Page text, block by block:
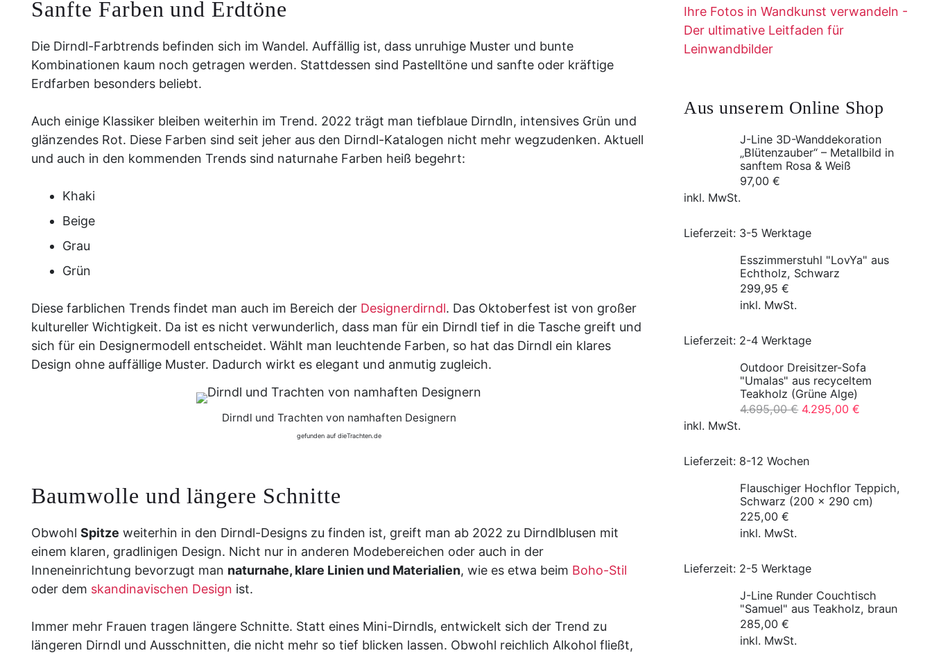
Sanfte Farben und Erdtöne
Die Dirndl-Farbtrends befinden sich im Wandel. Auffällig ist, dass unruhige Muster und bunte
Kombinationen kaum noch getragen werden. Stattdessen sind Pastelltöne und sanfte oder kräftige
Erdfarben besonders beliebt.
Auch einige Klassiker bleiben weiterhin im Trend. 2022 trägt man tiefblaue Dirndln, intensives Grün und
glänzendes Rot. Diese Farben sind seit jeher aus den Dirndl-Katalogen nicht mehr wegzudenken. Aktuell
und auch in den kommenden Trends sind naturnahe Farben heiß begehrt:
Khaki
Beige
Grau
Grün
Diese farblichen Trends findet man auch im Bereich der Designerdirndl. Das Oktoberfest ist von großer
kultureller Wichtigkeit. Da ist es nicht verwunderlich, dass man für ein Dirndl tief in die Tasche greift und
sich für ein Designermodell entscheidet. Wählt man leuchtende Farben, so hat das Dirndl ein klares
Design ohne auffällige Muster. Dadurch wirkt es elegant und anmutig zugleich.
Dirndl und Trachten von namhaften Designern
gefunden auf dieTrachten.de
Baumwolle und längere Schnitte
Obwohl Spitze weiterhin in den Dirndl-Designs zu finden ist, greift man ab 2022 zu Dirndlblusen mit
einem klaren, gradlinigen Design. Nicht nur in anderen Modebereichen oder auch in der
Inneneinrichtung bevorzugt man naturnahe, klare Linien und Materialien, wie es etwa beim Boho-Stil
oder dem skandinavischen Design ist.
Immer mehr Frauen tragen längere Schnitte. Statt eines Mini-Dirndls, entwickelt sich der Trend zu
längeren Dirndl und Ausschnitten, die nicht mehr so tief blicken lassen. Obwohl reichlich Alkohol fließt,
Ihre Fotos in Wandkunst verwandeln -
Der ultimative Leitfaden für
Leinwandbilder
Aus unserem Online Shop
J-Line 3D-Wanddekoration
„Blütenzauber“ – Metallbild in
sanftem Rosa & Weiß
97,00€
inkl. MwSt.
Lieferzeit: 3-5 Werktage
Esszimmerstuhl "LovYa" aus
Echtholz, Schwarz
299,95€
inkl. MwSt.
Lieferzeit: 2-4 Werktage
Outdoor Dreisitzer-Sofa
"Umalas" aus recyceltem
Teakholz (Grüne Alge)
4.695,00€ Ursprünglicher
4.695,00 €
4.295,00€
inkl. MwSt.
Lieferzeit: 8-12 Wochen
Flauschiger Hochflor Teppich,
Schwarz (200 x 290 cm)
225,00€
inkl. MwSt.
Lieferzeit: 2-5 Werktage
J-Line Runder Couchtisch
"Samuel" aus Teakholz, braun
285,00€
inkl. MwSt.